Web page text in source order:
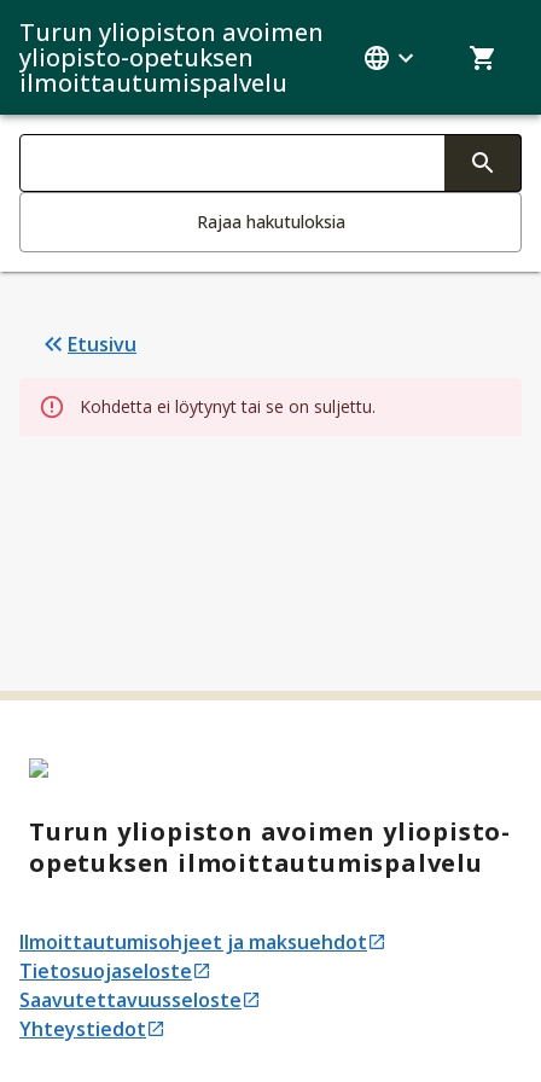
Turun yliopiston avoimen
yliopisto-opetuksen
ilmoittautumispalvelu
Haku kategoriat
Rajaa hakutuloksia
Etusivu
Kohdetta ei löytynyt tai se on suljettu.
Turun yliopiston avoimen yliopisto-
opetuksen ilmoittautumispalvelu
Ilmoittautumisohjeet ja maksuehdot
Avautuu uudessa välilehdessä
Tietosuojaseloste
Avautuu uudessa välilehdessä
Saavutettavuusseloste
Avautuu uudessa välilehdessä
Yhteystiedot
Avautuu uudessa välilehdessä